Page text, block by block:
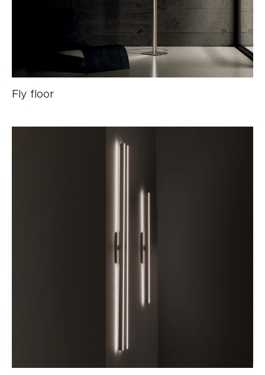
Fly floor